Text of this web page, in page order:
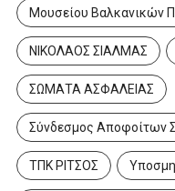
Μουσείου Βαλκανικών
ΝΙΚΟΛΑΟΣ ΣΙΑΛΜΑΣ
ΣΩΜΑΤΑ ΑΣΦΑΛΕΙΑΣ
Σύνδεσμος Αποφοίτων
ΤΠΚ ΡΙΤΣΟΣ